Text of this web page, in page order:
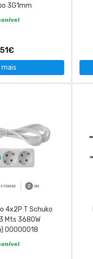
3G1mm
mais
4x2P T Schuko
Mts 3680W
00000018